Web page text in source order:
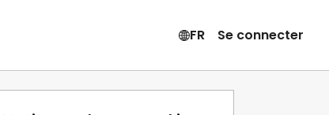
FR Se connecter